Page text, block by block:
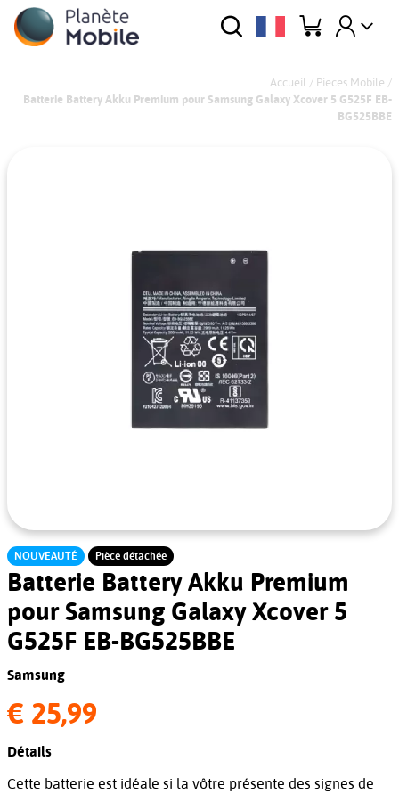
Accueil / Pieces Mobile /
Batterie Battery Akku Premium pour Samsung Galaxy Xcover 5 G525F EB-
BG525BBE
NOUVEAUTÉ Pièce détachée
Batterie Battery Akku Premium
pour Samsung Galaxy Xcover 5
G525F EB-BG525BBE
Samsung
€ 25,99
Détails
Cette batterie est idéale si la vôtre présente des signes de